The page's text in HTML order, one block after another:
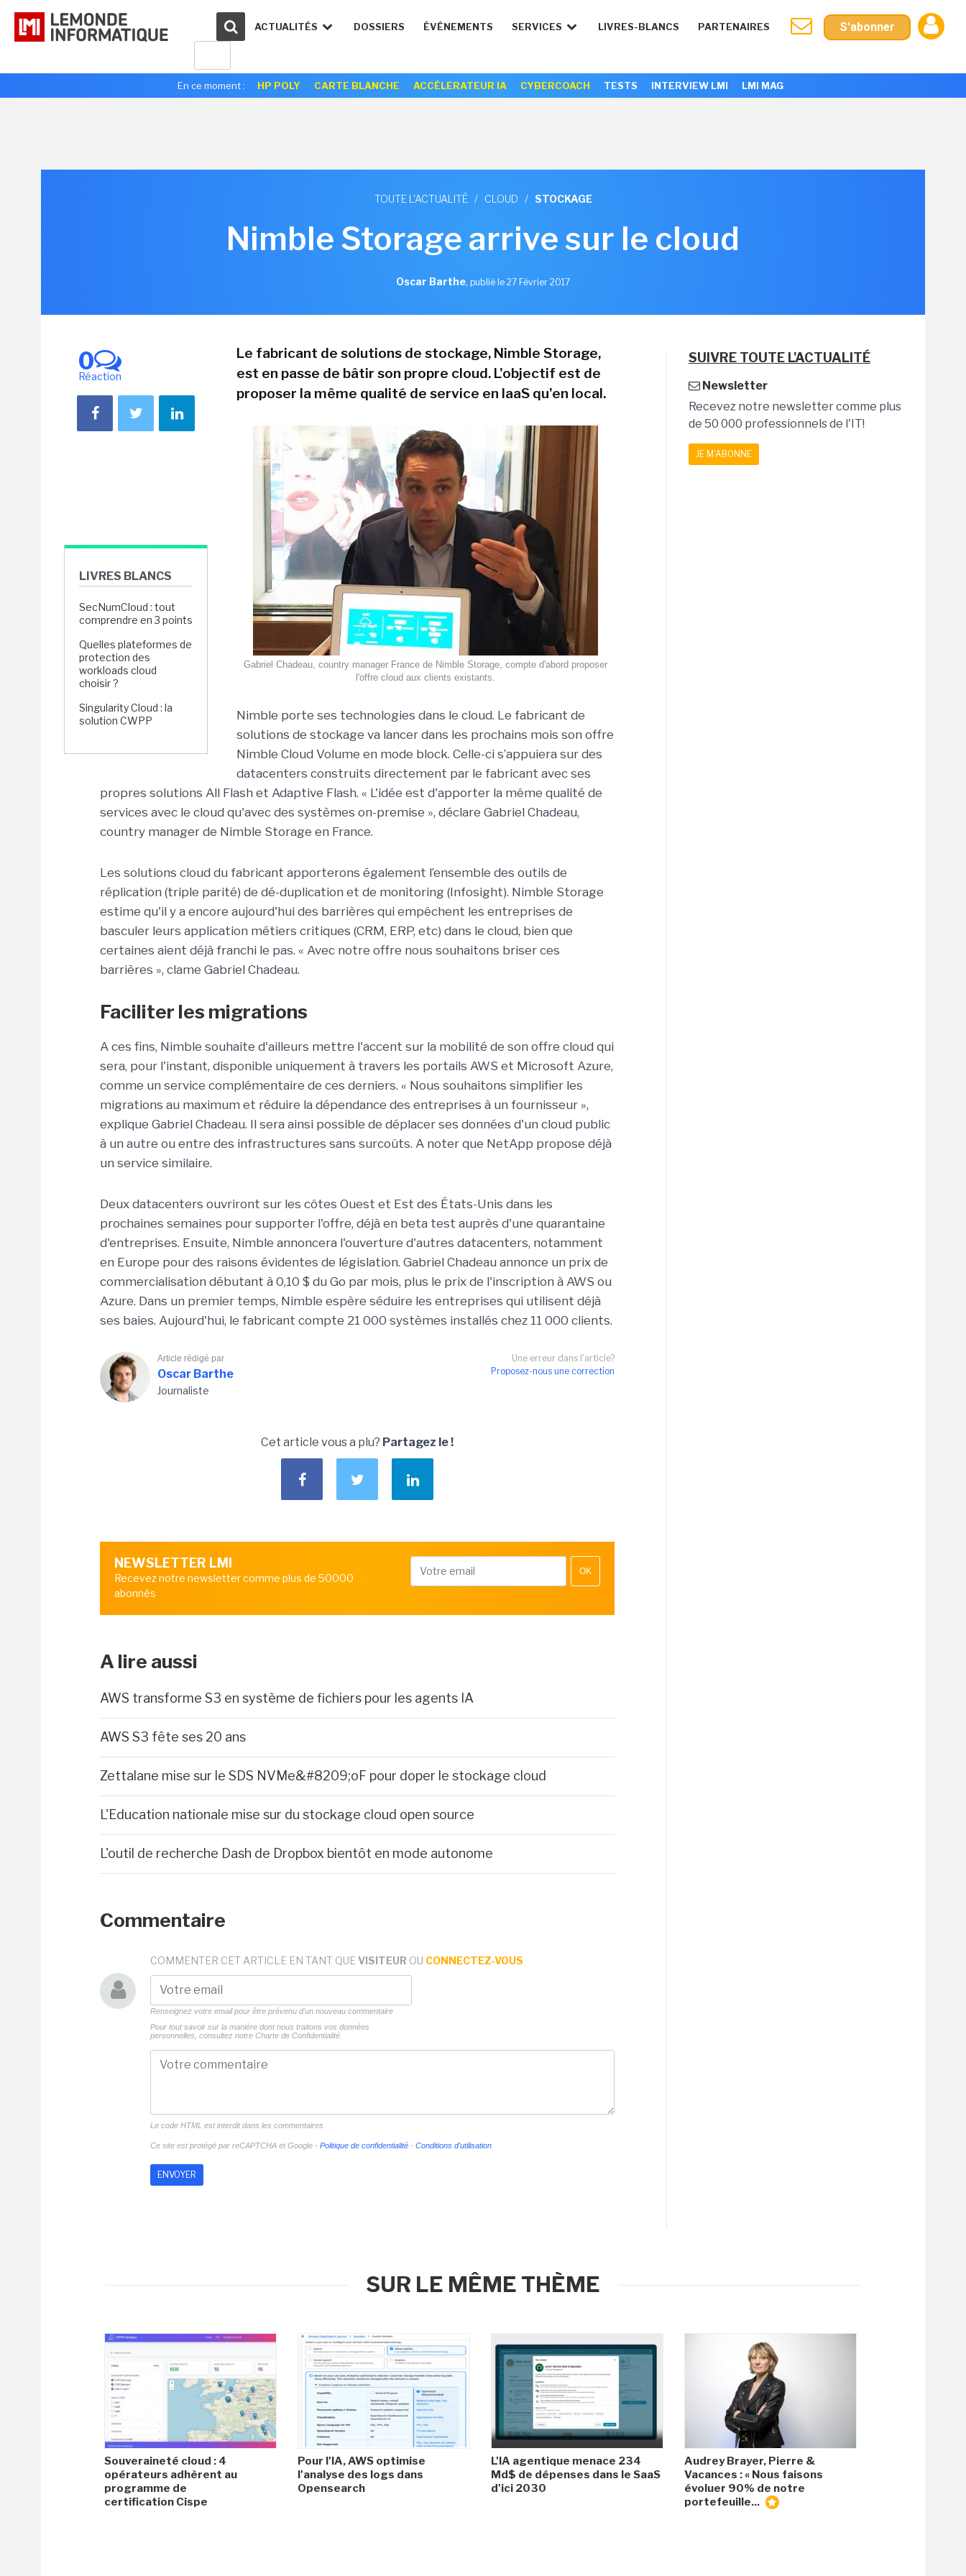
ACTUALITÉS DOSSIERS ÉVÉNEMENTS SERVICES LIVRES-BLANCS PARTENAIRES S'abonner
En ce moment : HP POLY CARTE BLANCHE ACCÉLERATEUR IA CYBERCOACH TESTS INTERVIEW LMI LMI MAG
TOUTE L'ACTUALITÉ / CLOUD / STOCKAGE
Nimble Storage arrive sur le cloud
Oscar Barthe, publié le 27 Février 2017
0
Réaction
LIVRES BLANCS
SecNumCloud : tout
comprendre en 3 points
Quelles plateformes de
protection des
workloads cloud
choisir ?
Singularity Cloud : la
solution CWPP
Le fabricant de solutions de stockage, Nimble Storage,
est en passe de bâtir son propre cloud. L'objectif est de
proposer la même qualité de service en IaaS qu'en local.
Gabriel Chadeau, country manager France de Nimble Storage, compte d'abord proposer
l'offre cloud aux clients existants.
Nimble porte ses technologies dans le cloud. Le fabricant de
solutions de stockage va lancer dans les prochains mois son offre
Nimble Cloud Volume en mode block. Celle-ci s’appuiera sur des
datacenters construits directement par le fabricant avec ses
propres solutions All Flash et Adaptive Flash. « L'idée est d'apporter la même qualité de
services avec le cloud qu'avec des systèmes on-premise », déclare Gabriel Chadeau,
country manager de Nimble Storage en France.
Les solutions cloud du fabricant apporterons également l’ensemble des outils de
réplication (triple parité) de dé-duplication et de monitoring (Infosight). Nimble Storage
estime qu'il y a encore aujourd'hui des barrières qui empêchent les entreprises de
basculer leurs application métiers critiques (CRM, ERP, etc) dans le cloud, bien que
certaines aient déjà franchi le pas. « Avec notre offre nous souhaitons briser ces
barrières », clame Gabriel Chadeau.
Faciliter les migrations
A ces fins, Nimble souhaite d'ailleurs mettre l'accent sur la mobilité de son offre cloud qui
sera, pour l'instant, disponible uniquement à travers les portails AWS et Microsoft Azure,
comme un service complémentaire de ces derniers. « Nous souhaitons simplifier les
migrations au maximum et réduire la dépendance des entreprises à un fournisseur »,
explique Gabriel Chadeau. Il sera ainsi possible de déplacer ses données d'un cloud public
à un autre ou entre des infrastructures sans surcoûts. A noter que NetApp propose déjà
un service similaire.
Deux datacenters ouvriront sur les côtes Ouest et Est des États-Unis dans les
prochaines semaines pour supporter l'offre, déjà en beta test auprès d'une quarantaine
d'entreprises. Ensuite, Nimble annoncera l'ouverture d'autres datacenters, notamment
en Europe pour des raisons évidentes de législation. Gabriel Chadeau annonce un prix de
commercialisation débutant à 0,10 $ du Go par mois, plus le prix de l'inscription à AWS ou
Azure. Dans un premier temps, Nimble espère séduire les entreprises qui utilisent déjà
ses baies. Aujourd'hui, le fabricant compte 21 000 systèmes installés chez 11 000 clients.
Une erreur dans l'article?
Proposez-nous une correction
Article rédigé par
Oscar Barthe
Journaliste
Cet article vous a plu? Partagez le !
NEWSLETTER LMI
Recevez notre newsletter comme plus de 50000
abonnés
OK
A lire aussi
AWS transforme S3 en système de fichiers pour les agents IA
AWS S3 fête ses 20 ans
Zettalane mise sur le SDS NVMe&#8209;oF pour doper le stockage cloud
L'Education nationale mise sur du stockage cloud open source
L'outil de recherche Dash de Dropbox bientôt en mode autonome
Commentaire
COMMENTER CET ARTICLE EN TANT QUE VISITEUR OU CONNECTEZ-VOUS
Renseignez votre email pour être prévenu d'un nouveau commentaire
Pour tout savoir sur la manière dont nous traitons vos données
personnelles, consultez notre Charte de Confidentialité.
Le code HTML est interdit dans les commentaires
Ce site est protégé par reCAPTCHA et Google - Politique de confidentialité - Conditions d'utilisation
SUIVRE TOUTE L'ACTUALITÉ
Newsletter
Recevez notre newsletter comme plus
de 50 000 professionnels de l'IT!
JE M'ABONNE
SUR LE MÊME THÈME
Souveraineté cloud : 4
opérateurs adhèrent au
programme de
certification Cispe
Pour l'IA, AWS optimise
l'analyse des logs dans
Opensearch
L'IA agentique menace 234
Md$ de dépenses dans le SaaS
d'ici 2030
Audrey Brayer, Pierre &
Vacances : « Nous faisons
évoluer 90% de notre
portefeuille...